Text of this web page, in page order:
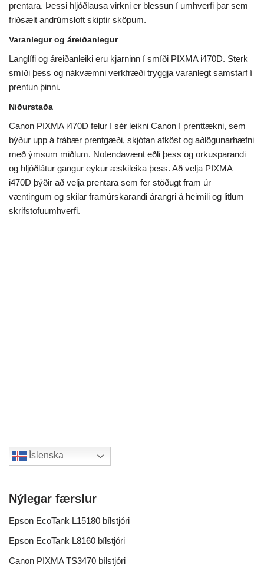
prentara. Þessi hljóðlausa virkni er blessun í umhverfi þar sem
friðsælt andrúmsloft skiptir sköpum.
Varanlegur og áreiðanlegur
Langlífi og áreiðanleiki eru kjarninn í smíði PIXMA i470D. Sterk
smíði þess og nákvæmni verkfræði tryggja varanlegt samstarf í
prentun þinni.
Niðurstaða
Canon PIXMA i470D felur í sér leikni Canon í prenttækni, sem
býður upp á frábær prentgæði, skjótan afköst og aðlögunarhæfni
með ýmsum miðlum. Notendavænt eðli þess og orkusparandi
og hljóðlátur gangur eykur æskileika þess. Að velja PIXMA
i470D þýðir að velja prentara sem fer stöðugt fram úr
væntingum og skilar framúrskarandi árangri á heimili og litlum
skrifstofuumhverfi.
Íslenska
Nýlegar færslur
Epson EcoTank L15180 bílstjóri
Epson EcoTank L8160 bílstjóri
Canon PIXMA TS3470 bílstjóri